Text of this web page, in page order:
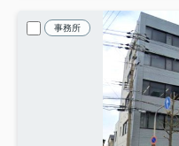
事務所